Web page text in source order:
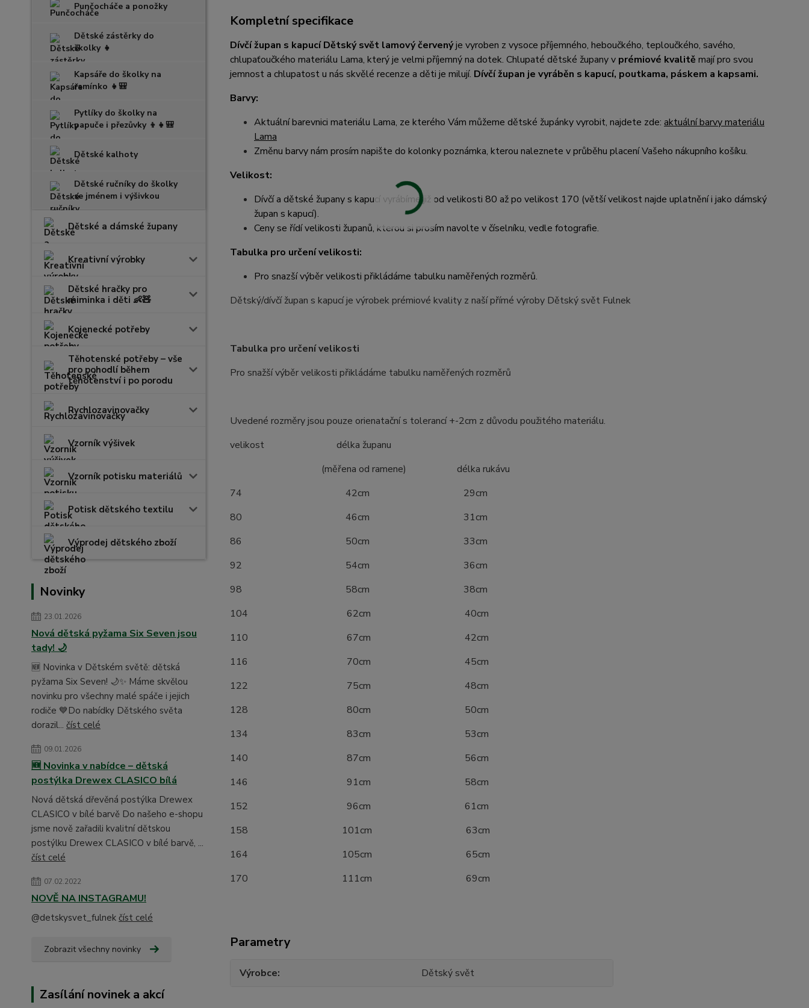
Punčocháče a ponožky
Dětské zástěrky do
školky 👧
Kapsáře do školky na
ramínko 👧🎒
Pytlíky do školky na
papuče i přezůvky 👦👧🎒
Dětské kalhoty
Dětské ručníky do školky
se jménem i výšivkou
Dětské a dámské župany
Kreativní výrobky
Dětské hračky pro
miminka i děti 👶🧸
Kojenecké potřeby
Těhotenské potřeby – vše
pro pohodlí během
těhotenství i po porodu
Rychlozavinovačky
Vzorník výšivek
Vzorník potisku materiálů
Potisk dětského textilu
Výprodej dětského zboží
Novinky
23.01.2026
Nová dětská pyžama Six Seven jsou
tady! 🌙
🆕 Novinka v Dětském světě: dětská
pyžama Six Seven! 🌙✨ Máme skvělou
novinku pro všechny malé spáče i jejich
rodiče 💙Do nabídky Dětského světa
dorazil... číst celé
09.01.2026
🆕 Novinka v nabídce – dětská
postýlka Drewex CLASICO bílá
Nová dětská dřevěná postýlka Drewex
CLASICO v bílé barvě Do našeho e-shopu
jsme nově zařadili kvalitní dětskou
postýlku Drewex CLASICO v bílé barvě, ...
číst celé
07.02.2022
NOVĚ NA INSTAGRAMU!
@detskysvet_fulnek číst celé
Zobrazit všechny novinky
Zasílání novinek a akcí
Kompletní specifikace
Dívčí župan s kapucí Dětský svět lamový červenýje vyroben z vysoce příjemného, heboučkého, teploučkého, savého,
chlupaťoučkého materiálu Lama, který je velmi příjemný na dotek. Chlupaté dětské župany v prémiové kvalitě mají pro svou
jemnost a chlupatost u nás skvělé recenze a děti je milují. Dívčí župan je vyráběn s kapucí, poutkama, páskem a kapsami.
Barvy:
Aktuální barevnici materiálu Lama, ze kterého Vám můžeme dětské župánky vyrobit, najdete zde: aktuální barvy materiálu
Lama
Změnu barvy nám prosím napište do kolonky poznámka, kterou naleznete v průběhu placení Vašeho nákupního košíku.
Velikost:
Dívčí a dětské župany s kapucí vyrábíme již od velikosti 80 až po velikost 170 (větší velikost najde uplatnění i jako dámský
župan s kapucí).
Ceny se řídí velikosti županů, kterou si prosím navolte v číselníku, vedle fotografie.
Tabulka pro určení velikosti:
Pro snazší výběr velikosti přikládáme tabulku naměřených rozměrů.
Dětský/dívčí župan s kapucí je výrobek prémiové kvality z naší přímé výroby Dětský svět Fulnek
Tabulka pro určení velikosti
Pro snažší výběr velikosti přikládáme tabulku naměřených rozměrů
Uvedené rozměry jsou pouze orienatační s tolerancí +-2cm z důvodu použitého materiálu.
velikost délka županu
(měřena od ramene) délka rukávu
74 42cm 29cm
80 46cm 31cm
86 50cm 33cm
92 54cm 36cm
98 58cm 38cm
104 62cm 40cm
110 67cm 42cm
116 70cm 45cm
122 75cm 48cm
128 80cm 50cm
134 83cm 53cm
140 87cm 56cm
146 91cm 58cm
152 96cm 61cm
158 101cm 63cm
164 105cm 65cm
170 111cm 69cm
Parametry
Výrobce Dětský svět